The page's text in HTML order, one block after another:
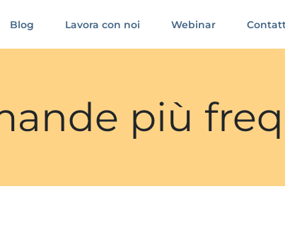
Blog Lavora con noi Webinar
più